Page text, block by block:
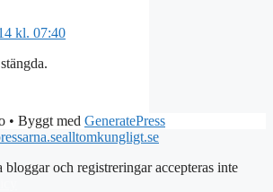
kl. 07:40
• Byggt med GeneratePress
alltomkungligt.se
och registreringar accepteras inte